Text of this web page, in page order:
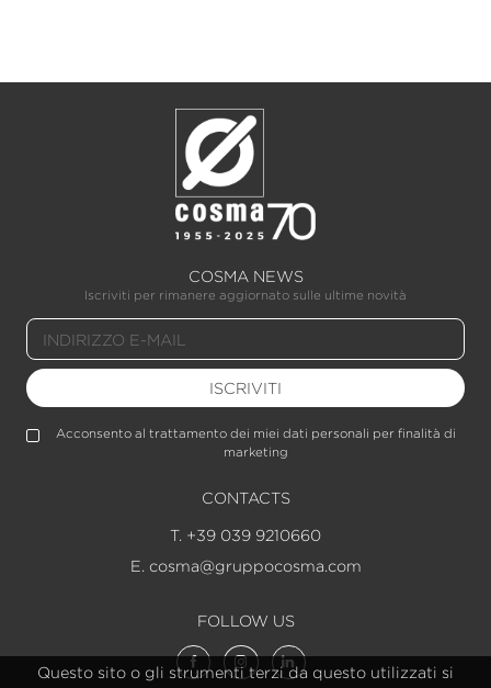
Questo sito o gli strumenti terzi da questo utilizzati si
COSMA NEWS
Iscriviti per rimanere aggiornato sulle ultime novità
ISCRIVITI
Acconsento al trattamento dei miei dati personali per finalità di
marketing
CONTACTS
T. +39 039 9210660
E. cosma@gruppocosma.com
FOLLOW US